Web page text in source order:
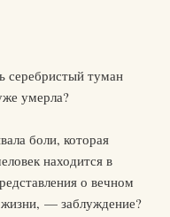
серебристый туман
умерла?
боли, которая
находится в
о вечном
жизни, — заблуждение?